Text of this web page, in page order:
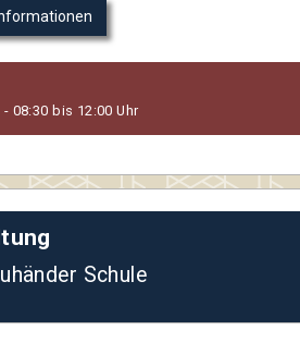
08:30 bis 12:00 Uhr
Schule